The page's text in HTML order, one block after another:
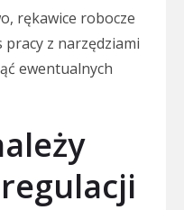
rękawice robocze
z narzędziami
ewentualnych